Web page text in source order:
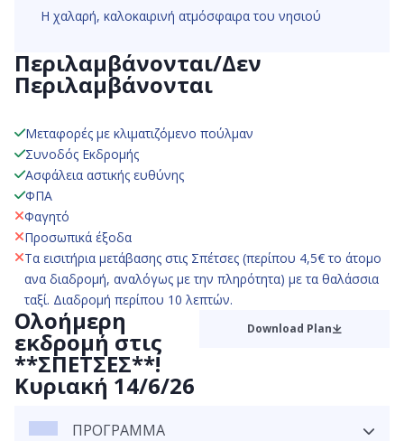
Η χαλαρή, καλοκαιρινή ατμόσφαιρα του νησιού
Περιλαμβάνονται/Δεν
Περιλαμβάνονται
Μεταφορές με κλιματιζόμενο πούλμαν
Συνοδός Εκδρομής
Ασφάλεια αστικής ευθύνης
ΦΠΑ
Φαγητό
Προσωπικά έξοδα
Τα εισιτήρια μετάβασης στις Σπέτσες (περίπου 4,5€ το άτομο
ανα διαδρομή, αναλόγως με την πληρότητα) με τα θαλάσσια
ταξί. Διαδρομή περίπου 10 λεπτών.
Ολοήμερη
εκδρομή στις
**ΣΠΕΤΣΕΣ**!
Κυριακή 14/6/26
Download Plan
ΠΡΟΓΡΑΜΜΑ